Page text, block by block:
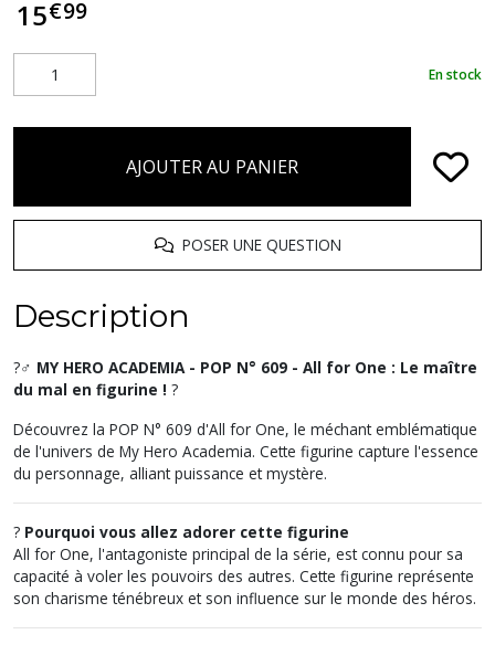
15€99
En stock
AJOUTER AU PANIER
POSER UNE QUESTION
Description
?‍♂️ MY HERO ACADEMIA - POP N° 609 - All for One : Le maître
du mal en figurine ! ?️
Découvrez la POP N° 609 d'All for One, le méchant emblématique
de l'univers de My Hero Academia. Cette figurine capture l'essence
du personnage, alliant puissance et mystère.
? Pourquoi vous allez adorer cette figurine
All for One, l'antagoniste principal de la série, est connu pour sa
capacité à voler les pouvoirs des autres. Cette figurine représente
son charisme ténébreux et son influence sur le monde des héros.